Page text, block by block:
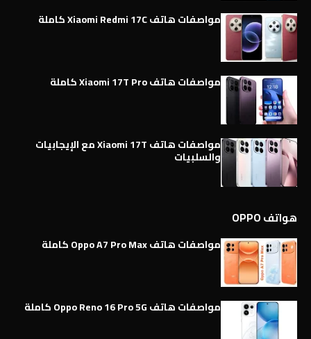
مواصفات هاتف Xiaomi Redmi 17C كاملة
مواصفات هاتف Xiaomi 17T Pro كاملة
مواصفات هاتف Xiaomi 17T مع الإيجابيات
والسلبيات
هواتف OPPO
مواصفات هاتف Oppo A7 Pro Max كاملة
مواصفات هاتف Oppo Reno 16 Pro 5G كاملة